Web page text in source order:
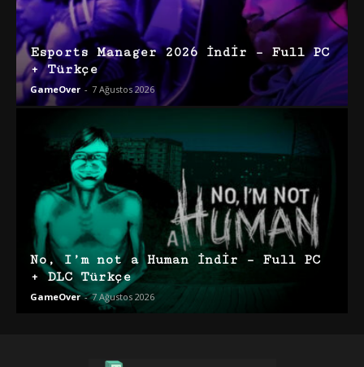
Esports Manager 2026 İndir – Full PC
+ Türkçe
GameOver - 7 Ağustos 2026
No, I’m not a Human İndir – Full PC
+ DLC Türkçe
GameOver - 7 Ağustos 2026